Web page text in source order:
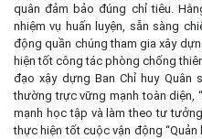
quân đảm bảo đúng chỉ tiêu.
nhiệm vụ huấn luyện, sẵn sàng
động quần chúng tham gia xây
hiện tốt công tác phòng chống
đạo xậy dựng Ban Chỉ huy Quân
thường trực vững mạnh toàn diện,
mạnh học tập và làm theo tư
thực hiện tốt cuộc vận động